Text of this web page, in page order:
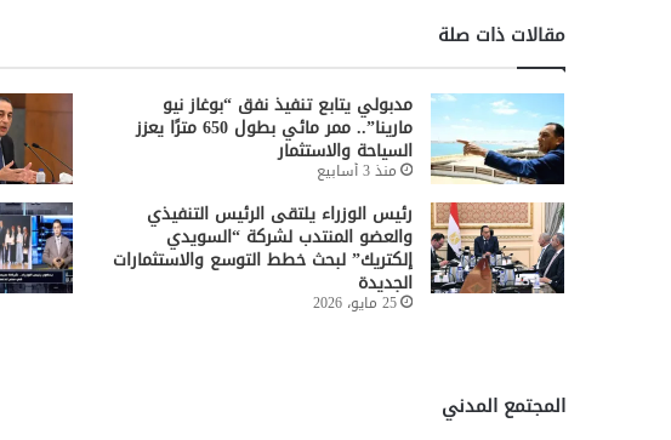
مقالات ذات صلة
مدبولي يتابع تنفيذ نفق “بوغاز نيو
مارينا”.. ممر مائي بطول 650 مترًا يعزز
السياحة والاستثمار
منذ 3 أسابيع
رئيس الوزراء يلتقى الرئيس التنفيذي
والعضو المنتدب لشركة “السويدي
إلكتريك” لبحث خطط التوسع والاستثمارات
الجديدة
25 مايو، 2026
المجتمع المدني